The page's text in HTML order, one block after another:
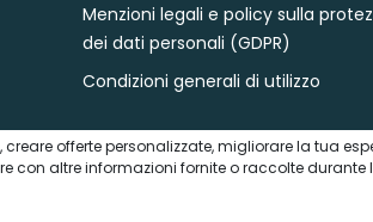
Menzioni legali e policy sulla
dei dati personali (GDPR)
Condizioni generali di utilizzo
creare offerte personalizzate, migliorare la tua
con altre informazioni fornite o raccolte durante